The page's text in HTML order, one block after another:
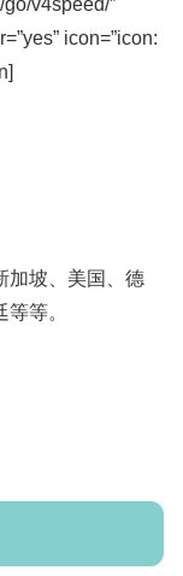
v4speed/”
icon=”icon:
加坡、美国、德
等。